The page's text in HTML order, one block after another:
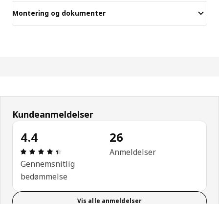
Montering og dokumenter
Kundeanmeldelser
4.4
Anmeldelse: 4.4 Ud af 5 Stjerner. Anmeldelser i
Gennemsnitlig
bedømmelse
26
Anmeldelser
Vis alle anmeldelser